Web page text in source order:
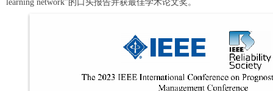
learning network”的口头报告并获最佳学术论文奖。